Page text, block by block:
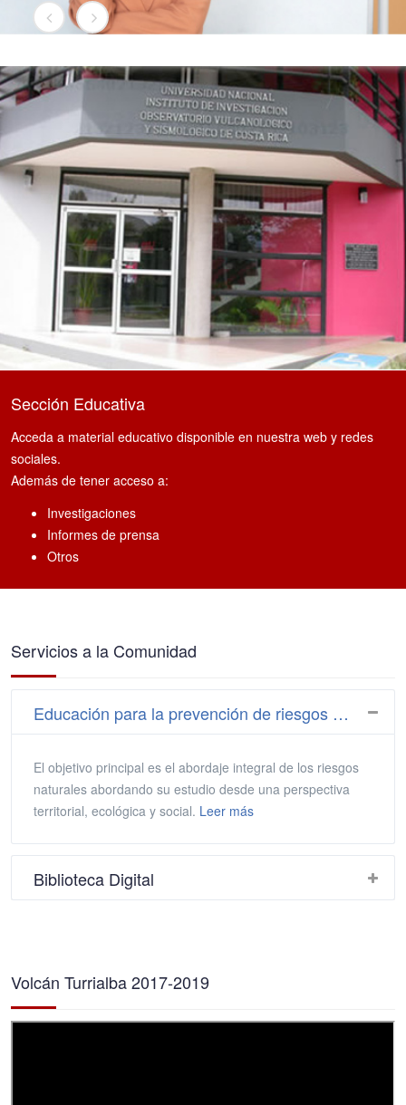
Sección Educativa
Acceda a material educativo disponible en nuestra web y redes
sociales.
Además de tener acceso a:
Investigaciones
Informes de prensa
Otros
Servicios a la Comunidad
Educación para la prevención de riesgos naturales
El objetivo principal es el abordaje integral de los riesgos
naturales abordando su estudio desde una perspectiva
territorial, ecológica y social. Leer más
Biblioteca Digital
Volcán Turrialba 2017-2019